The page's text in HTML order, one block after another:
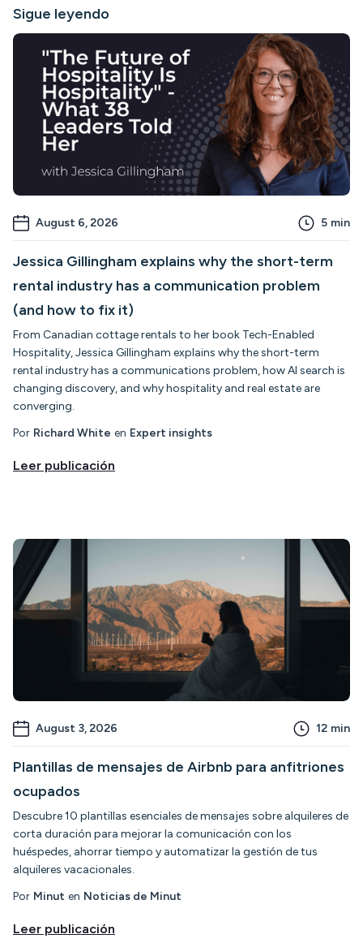
Sigue leyendo
August 6, 2026 5 min
Jessica Gillingham explains why the short-term
rental industry has a communication problem
(and how to fix it)
From Canadian cottage rentals to her book Tech-Enabled
Hospitality, Jessica Gillingham explains why the short-term
rental industry has a communications problem, how AI search is
changing discovery, and why hospitality and real estate are
converging.
Por Richard White en Expert insights
Leer publicación
August 3, 2026 12 min
Plantillas de mensajes de Airbnb para anfitriones
ocupados
Descubre 10 plantillas esenciales de mensajes sobre alquileres de
corta duración para mejorar la comunicación con los
huéspedes, ahorrar tiempo y automatizar la gestión de tus
alquileres vacacionales.
Por Minut en Noticias de Minut
Leer publicación